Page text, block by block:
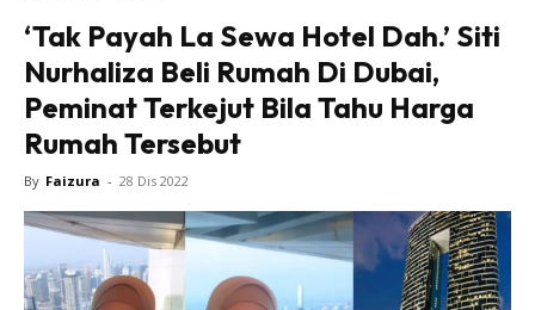
‘Tak Payah La Sewa Hotel Dah.’ Siti
Nurhaliza Beli Rumah Di Dubai,
Peminat Terkejut Bila Tahu Harga
Rumah Tersebut
By Faizura - 28 Dis 2022